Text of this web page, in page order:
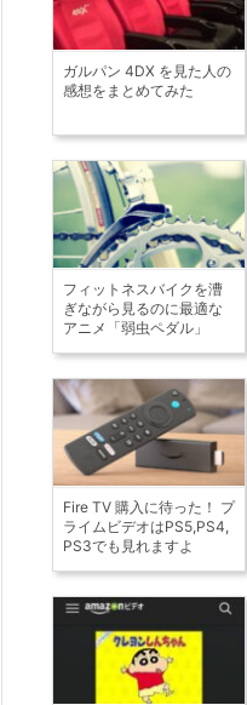
ガルパン 4DX を見た人の
感想をまとめてみた
フィットネスバイクを漕
ぎながら見るのに最適な
アニメ「弱虫ペダル」
Fire TV 購入に待った！ プ
ライムビデオはPS5,PS4,
PS3でも見れますよ